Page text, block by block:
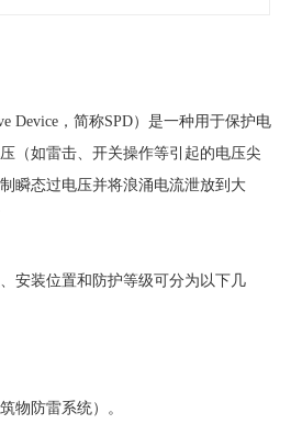
Device，简称SPD）是一种用于保护电
（如雷击、开关操作等引起的电压尖
瞬态过电压并将浪涌电流泄放到大
安装位置和防护等级可分为以下几
物防雷系统）。